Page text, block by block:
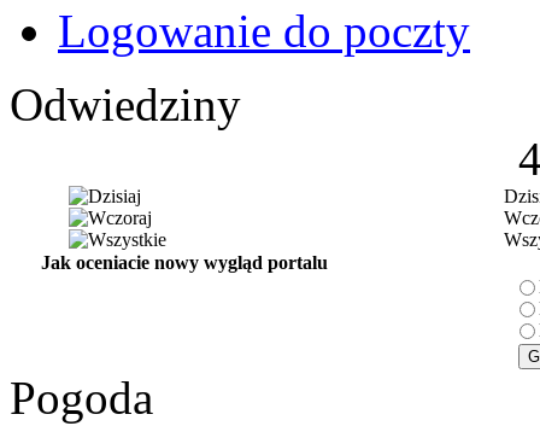
Logowanie do poczty
Odwiedziny
Jak oceniacie nowy wygląd portalu
Pogoda